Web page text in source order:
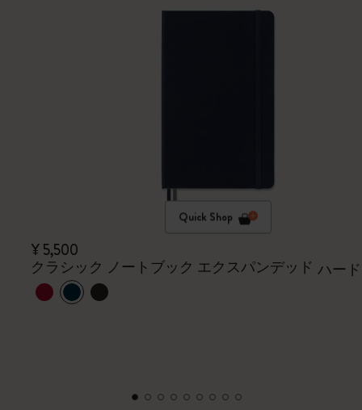
Quick Shop
¥ 5,500
クラシック ノートブック エクスパンデッド ハー